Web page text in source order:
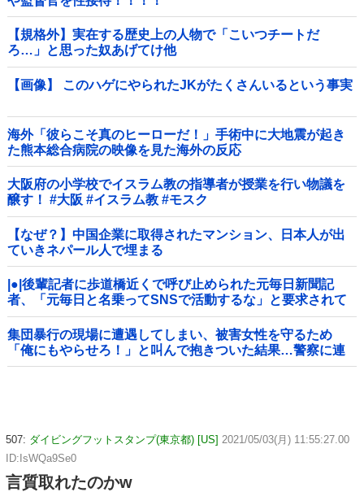
【規格外】実在する歴史上の人物で「こいつチートだ
ろ…」と思った奴あげてけ他
【画像】 このハゲにやられたJKがたくさんいるという事実
海外「彼らこそ真のヒーローだ！」手術中に大地震が起き
た熊本総合病院の映像を見た海外の反応
大阪府の小学校でイスラム教の指導者が授業を行い物議を
醸す！ #大阪 #イスラム教 #モスク
【なぜ？】中国企業に取得されたマンション、日本人が出
ていきネパール人で埋まる
|●|後輩記者に歩道橋近くで呼び止められた元毎日新聞記
者、「元毎日と名乗ってSNSで活動するな」と要求されて
しまい……
集団暴行の現場に遭遇してしまい、被害女性を守るため
「俺にもやらせろ！」と叫んで抱きついた結果…警察に連
行され〇〇扱いされる悲劇へ←機転を利かせた結果が裏目
507: ダイビングフットスタンプ(東京都) [US] 2021/05/03(月) 11:55:27.00
ID:IsWQa9Se0
言質取れたのかw